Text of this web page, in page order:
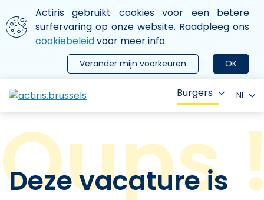
Aller au contenu principal
We gebruiken cookies
Actiris gebruikt cookies voor een betere
surfervaring op onze website. Raadpleeg ons
cookiebeleidvoor meer info.
OK
Verander mijn voorkeuren
le menu
Burgers Nl
Deze vacature is